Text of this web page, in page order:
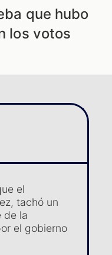
que hubo
los votos
el
tachó un
de la
el gobierno